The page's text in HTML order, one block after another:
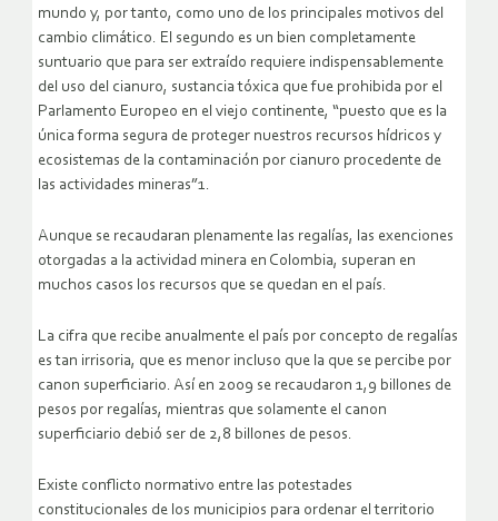
mundo y, por tanto, como uno de los principales motivos del
cambio climático. El segundo es un bien completamente
suntuario que para ser extraído requiere indispensablemente
del uso del cianuro, sustancia tóxica que fue prohibida por el
Parlamento Europeo en el viejo continente, “puesto que es la
única forma segura de proteger nuestros recursos hídricos y
ecosistemas de la contaminación por cianuro procedente de
las actividades mineras”1.
Aunque se recaudaran plenamente las regalías, las exenciones
otorgadas a la actividad minera en Colombia, superan en
muchos casos los recursos que se quedan en el país.
La cifra que recibe anualmente el país por concepto de regalías
es tan irrisoria, que es menor incluso que la que se percibe por
canon superficiario. Así en 2009 se recaudaron 1,9 billones de
pesos por regalías, mientras que solamente el canon
superficiario debió ser de 2,8 billones de pesos.
Existe conflicto normativo entre las potestades
constitucionales de los municipios para ordenar el territorio